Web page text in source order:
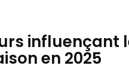
influençant
en 2025